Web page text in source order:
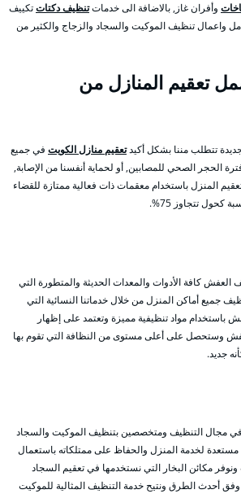
وأفران غاز, بالاضافة الى خدماتتنظيف دكتاتتكييف
واعمال تنظيف الموكيت والسجاد والزجاج والكثير من
تعقيم المنازل من
تتطلب مننا بشكل أكيدتعقيم منازل الكويت في جميع
الحجر الصحي للمصابين, أو لحماية أنفسنا من الإصابة,
المنزل باستخدام معقمات ذات فعالية ممتازة للقضاء
تتجاوز 75%.
كافة الأدوات والمعدات الحديثة والمتطورة التي
جميع أماكن المنزل من خلال خدماتنا النسائية التي
باستخدام مواد تنظيفية مميزة وتعتمد على إظهار
وستحصل على أعلى مستوى من النظافة التي تقوم بها
جديد.
في مجال التنظيف ومتخصصين بتنظيف الموكيت والسجاد
مستعدة لخدمة المنزل والحفاظ على ممتلكاته باستعمال
مكائن البخار التي نستخدمها في تعقيم السجاد
وفق أحدث الطرق ونتيح خدمة التنظيف المثالية للموكيت